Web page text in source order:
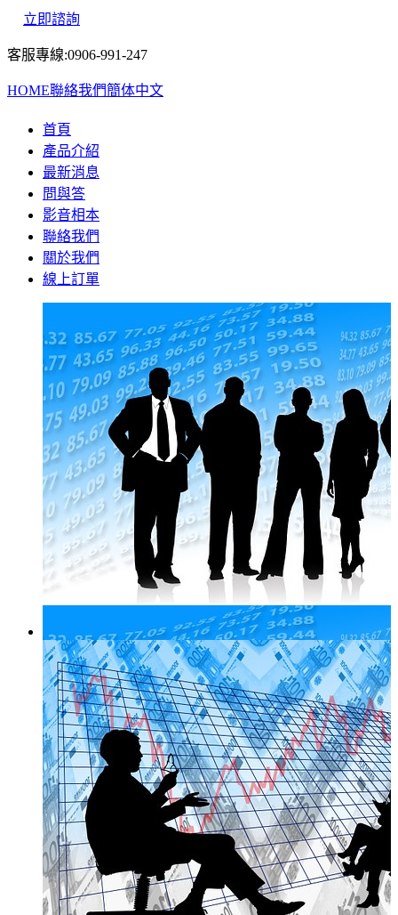
立即諮詢
客服專線:0906-991-247
HOME聯絡我們簡体中文
首頁
產品介紹
最新消息
問與答
影音相本
聯絡我們
關於我們
線上訂單